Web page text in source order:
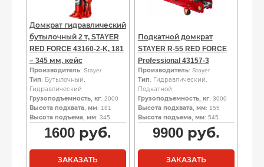
Домкрат гидравлический
бутылочный 2 т, STAYER
RED FORCE 43160-2-K, 181
– 345 мм, кейс
Производитель: Stayer
Тип: Бутылочный,
Гидравлический
Грузоподъемность, кг: 2000
Высота подхвата, мм: 181
Высота подъема, мм: 345
1600руб.
ЗАКАЗАТЬ
Подкатной домкрат
STAYER R-55 RED FORCE
Professional 43157-3
Производитель: Stayer
Тип: Гидравлический,
Подкатной
Грузоподъемность, кг: 3000
Высота подхвата, мм: 155
Высота подъема, мм: 545
9900руб.
ЗАКАЗАТЬ